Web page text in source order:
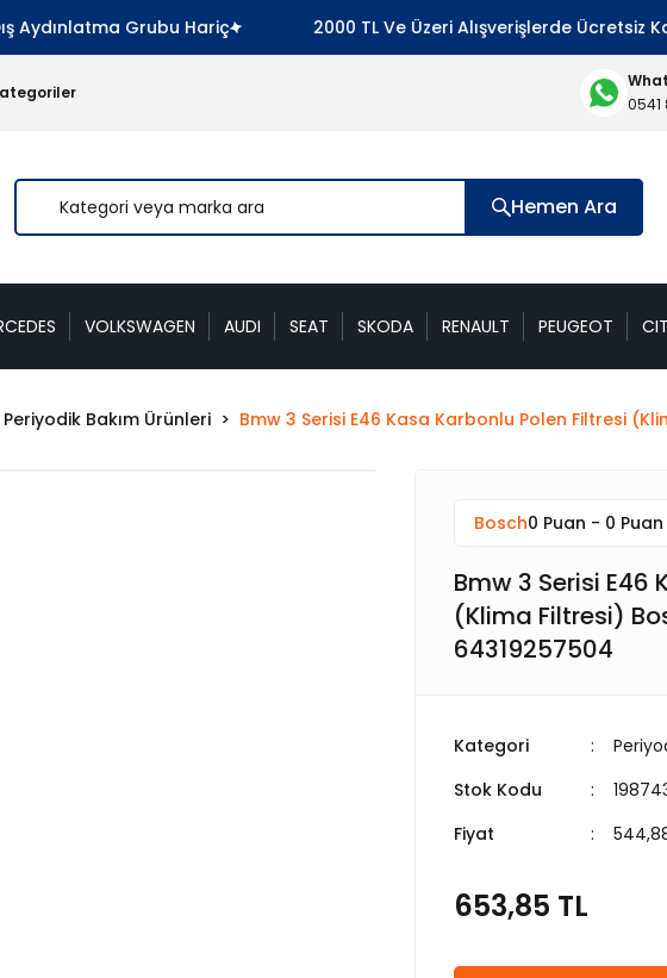
Grubu Hariç 2000 TL Ve Üzeri Alışverişlerde Ücretsiz
0541
Hemen Ara
VOLKSWAGEN AUDI SEAT SKODA RENAULT PEUGEOT
Periyodik Bakım Ürünleri Bmw 3 Serisi E46 Kasa Karbonlu Polen Filtresi
Bosch0 Puan - 0 Puan
Bmw 3 Serisi E46
(Klima Filtresi)
64319257504
Kategori
Stok Kodu
Fiyat
653,85 TL